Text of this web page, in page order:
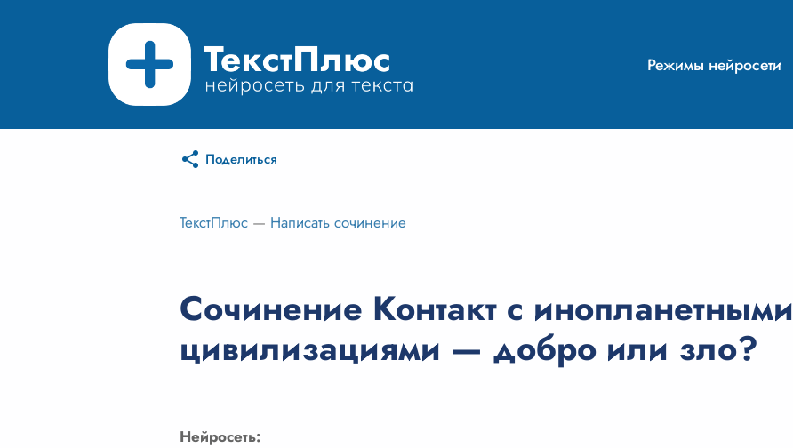
Режимы нейросети
Поделиться
ТекстПлюс — Написать сочинение
Сочинение Контакт с инопланетными
цивилизациями — добро или зло?
Нейросеть: